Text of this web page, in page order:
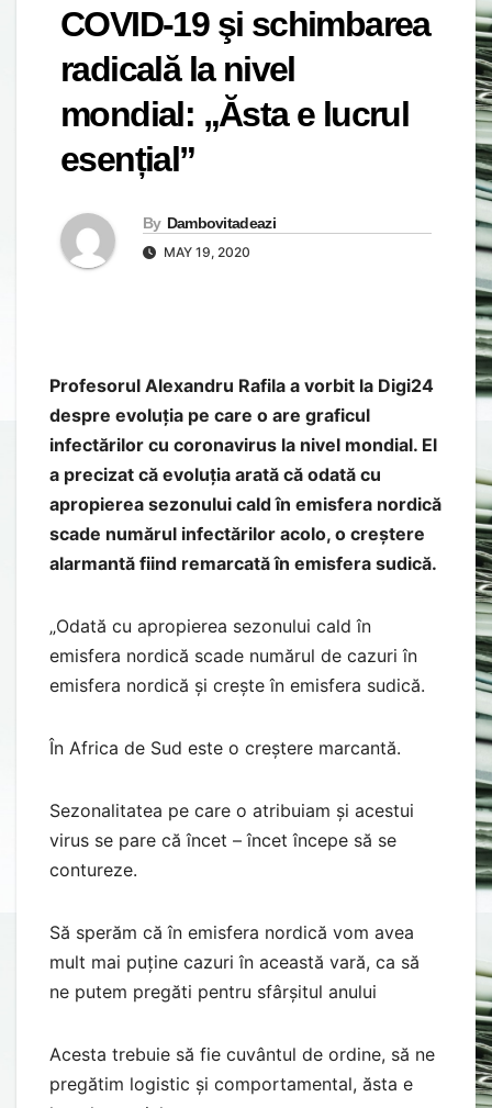
COVID-19 şi schimbarea
radicală la nivel
mondial: „Ăsta e lucrul
esențial”
By Dambovitadeazi
MAY 19, 2020
Profesorul Alexandru Rafila a vorbit la Digi24
despre evoluția pe care o are graficul
infectărilor cu coronavirus la nivel mondial. El
a precizat că evoluția arată că odată cu
apropierea sezonului cald în emisfera nordică
scade numărul infectărilor acolo, o creștere
alarmantă fiind remarcată în emisfera sudică.
„Odată cu apropierea sezonului cald în
emisfera nordică scade numărul de cazuri în
emisfera nordică și crește în emisfera sudică.
În Africa de Sud este o creștere marcantă.
Sezonalitatea pe care o atribuiam și acestui
virus se pare că încet – încet începe să se
contureze.
Să sperăm că în emisfera nordică vom avea
mult mai puține cazuri în această vară, ca să
ne putem pregăti pentru sfârșitul anului
Acesta trebuie să fie cuvântul de ordine, să ne
pregătim logistic și comportamental, ăsta e